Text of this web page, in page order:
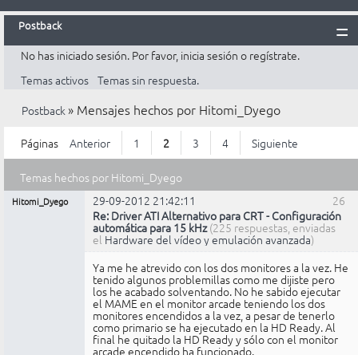
Postback
Inicio
Postback
Reglas
Búsqueda
Entrar
No has iniciado sesión. Por favor, inicia sesión o regístrate.
Temas activos Temas sin respuesta.
Postback » Mensajes hechos por Hitomi_Dyego
Páginas Anterior 1 2 3 4 Siguiente
Temas hechos por Hitomi_Dyego
Búsqueda definida por el usuario
Mensajes encontrados [ 26 al 50 de 98 ]
26
Hitomi_Dyego
29-09-2012 21:42:11
Re: Driver ATI Alternativo para CRT - Configuración
automática para 15 kHz (225 respuestas, enviadas
el Hardware del vídeo y emulación avanzada)
Ya me he atrevido con los dos monitores a la vez. He
tenido algunos problemillas como me dijiste pero
los he acabado solventando. No he sabido ejecutar
el MAME en el monitor arcade teniendo los dos
monitores encendidos a la vez, a pesar de tenerlo
como primario se ha ejecutado en la HD Ready. Al
final he quitado la HD Ready y sólo con el monitor
arcade encendido ha funcionado.